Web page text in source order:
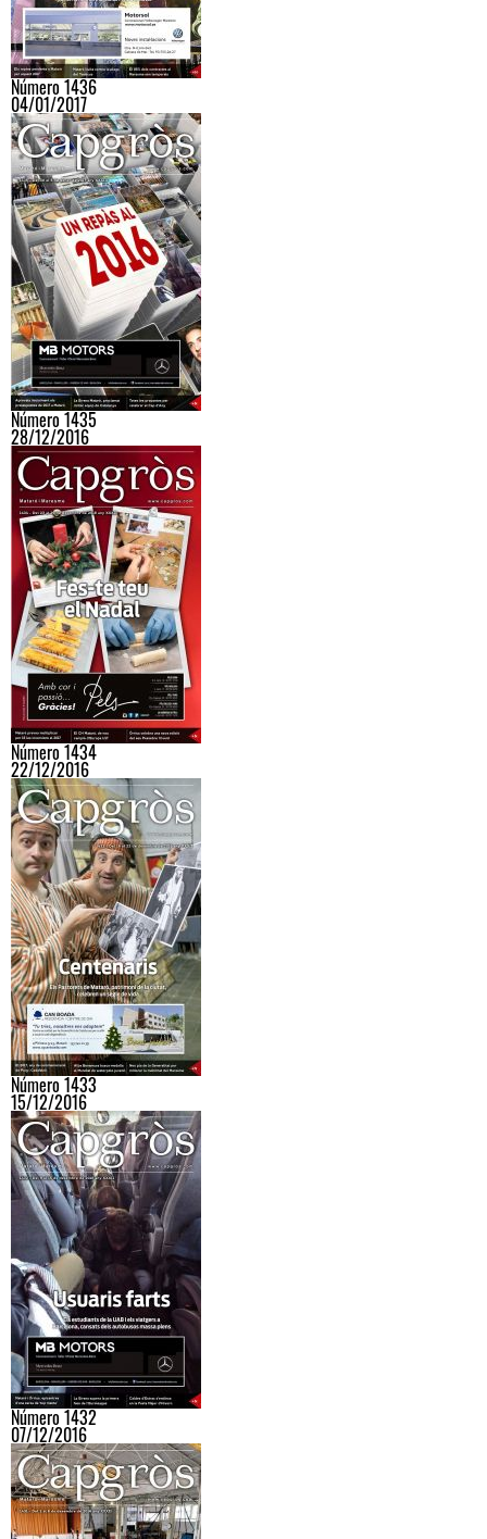
Número 1436
04/01/2017
Número 1435
28/12/2016
Número 1434
22/12/2016
Número 1433
15/12/2016
Número 1432
07/12/2016